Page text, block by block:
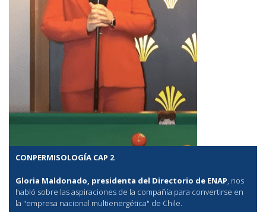
CONPERMISOLOGÍA CAP 2
Gloria Maldonado, presidenta del Directorio de ENAP, nos
habló sobre las aspiraciones de la compañía para convertirse en
la "empresa nacional multienergética" de Chile.